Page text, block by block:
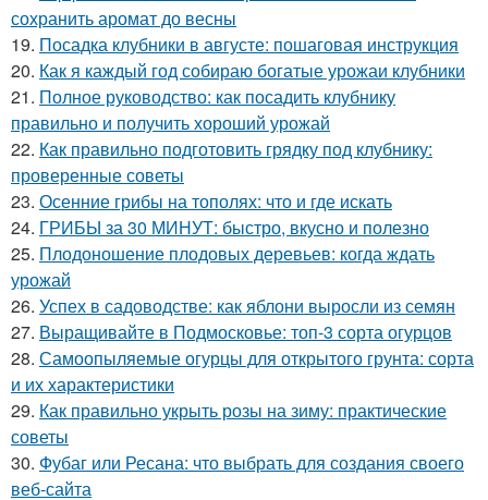
сохранить аромат до весны
19. Посадка клубники в августе: пошаговая инструкция
20. Как я каждый год собираю богатые урожаи клубники
21. Полное руководство: как посадить клубнику
правильно и получить хороший урожай
22. Как правильно подготовить грядку под клубнику:
проверенные советы
23. Осенние грибы на тополях: что и где искать
24. ГРИБЫ за 30 МИНУТ: быстро, вкусно и полезно
25. Плодоношение плодовых деревьев: когда ждать
урожай
26. Успех в садоводстве: как яблони выросли из семян
27. Выращивайте в Подмосковье: топ-3 сорта огурцов
28. Самоопыляемые огурцы для открытого грунта: сорта
и их характеристики
29. Как правильно укрыть розы на зиму: практические
советы
30. Фубаг или Ресана: что выбрать для создания своего
веб-сайта